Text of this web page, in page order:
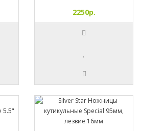
2250р.